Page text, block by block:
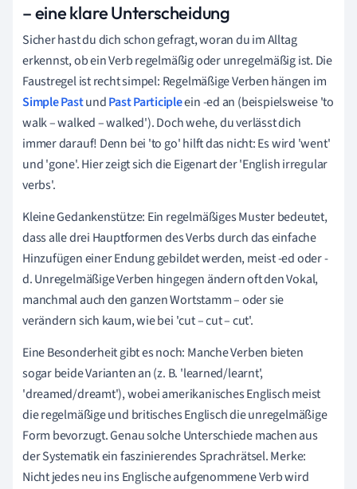
– eine klare Unterscheidung
Sicher hast du dich schon gefragt, woran du im Alltag
erkennst, ob ein Verb regelmäßig oder unregelmäßig ist. Die
Faustregel ist recht simpel: Regelmäßige Verben hängen im
Simple PastundPast Participleein -ed an (beispielsweise 'to
walk – walked – walked'). Doch wehe, du verlässt dich
immer darauf! Denn bei 'to go' hilft das nicht: Es wird 'went'
und 'gone'. Hier zeigt sich die Eigenart der 'English irregular
verbs'.
Kleine Gedankenstütze: Ein regelmäßiges Muster bedeutet,
dass alle drei Hauptformen des Verbs durch das einfache
Hinzufügen einer Endung gebildet werden, meist -ed oder -
d. Unregelmäßige Verben hingegen ändern oft den Vokal,
manchmal auch den ganzen Wortstamm – oder sie
verändern sich kaum, wie bei 'cut – cut – cut'.
Eine Besonderheit gibt es noch: Manche Verben bieten
sogar beide Varianten an (z. B. 'learned/learnt',
'dreamed/dreamt'), wobei amerikanisches Englisch meist
die regelmäßige und britisches Englisch die unregelmäßige
Form bevorzugt. Genau solche Unterschiede machen aus
der Systematik ein faszinierendes Sprachrätsel. Merke:
Nicht jedes neu ins Englische aufgenommene Verb wird